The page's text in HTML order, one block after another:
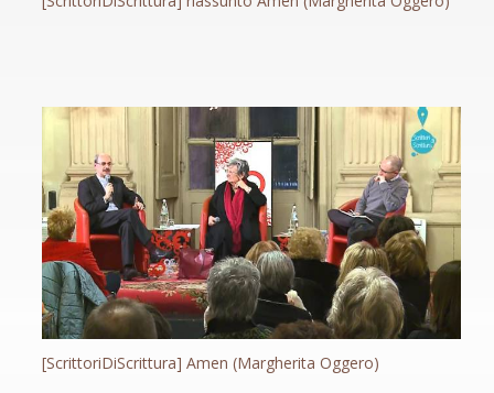
[ScrittoriDiScrittura] Amen (Margherita Oggero)